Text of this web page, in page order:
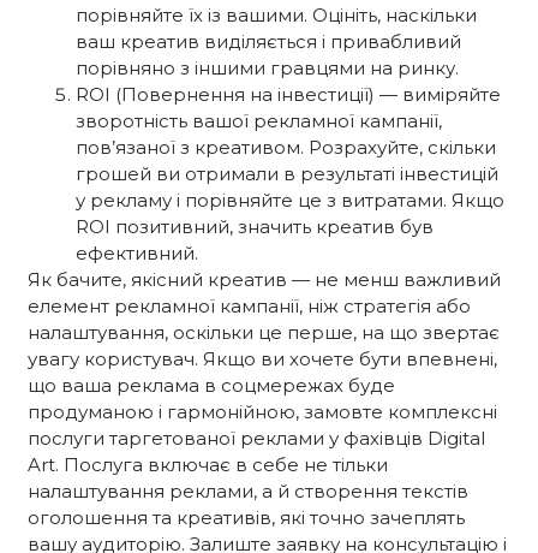
порівняйте їх із вашими. Оцініть, наскільки
ваш креатив виділяється і привабливий
порівняно з іншими гравцями на ринку.
ROI (Повернення на інвестиції) — виміряйте
зворотність вашої рекламної кампанії,
пов’язаної з креативом. Розрахуйте, скільки
грошей ви отримали в результаті інвестицій
у рекламу і порівняйте це з витратами. Якщо
ROI позитивний, значить креатив був
ефективний.
Як бачите, якісний креатив — не менш важливий
елемент рекламної кампанії, ніж стратегія або
налаштування, оскільки це перше, на що звертає
увагу користувач. Якщо ви хочете бути впевнені,
що ваша реклама в соцмережах буде
продуманою і гармонійною, замовте комплексні
послуги таргетованої реклами у фахівців Digital
Art. Послуга включає в себе не тільки
налаштування реклами, а й створення текстів
оголошення та креативів, які точно зачеплять
вашу аудиторію. Залиште заявку на консультацію і